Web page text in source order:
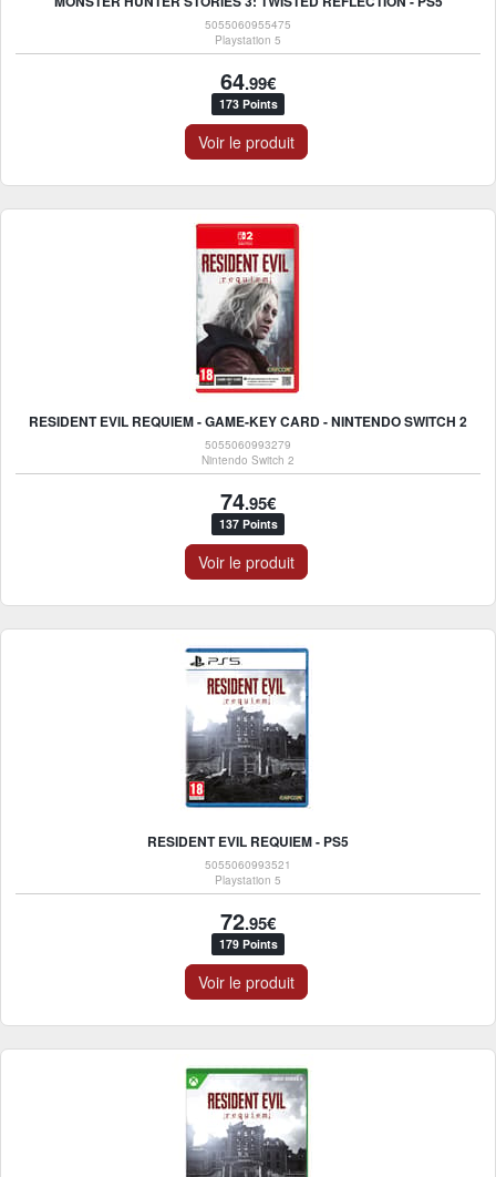
5055060955475
Playstation 5
64.99€
173 Points
Voir le produit
RESIDENT EVIL REQUIEM - GAME-KEY CARD - NINTENDO SWITCH 2
5055060993279
Nintendo Switch 2
74.95€
137 Points
Voir le produit
RESIDENT EVIL REQUIEM - PS5
5055060993521
Playstation 5
72.95€
179 Points
Voir le produit